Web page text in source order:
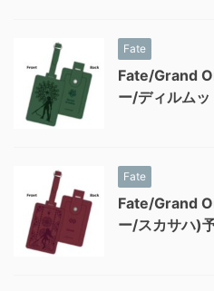
Fate
Fate/Grand
ー/ディルムッ
Fate
Fate/Grand
ー/スカサハ)